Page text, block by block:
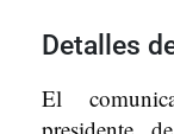
Detalles
El